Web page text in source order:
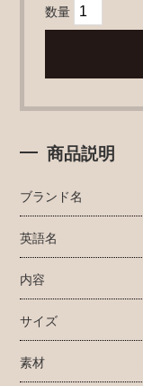
数量
商品説明
ブランド名
英語名
内容
サイズ
素材